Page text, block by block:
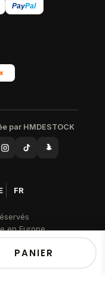
PayPal
par HMDESTOCK
FR
en Europe
PANIER